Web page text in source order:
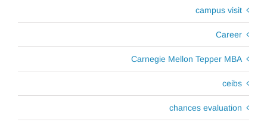
campus visit
Career
Carnegie Mellon Tepper MBA
ceibs
chances evaluation